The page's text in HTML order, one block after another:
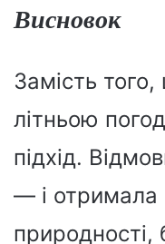
Висновок
Замість
літньою
підхід.
— і отримала
природності,